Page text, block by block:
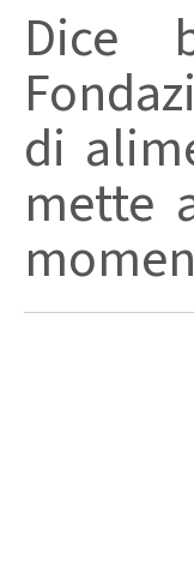
Dice
di
mette